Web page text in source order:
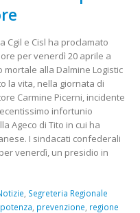
Cgil e Cisl ha proclamato
per venerdì 20 aprile a
alla Dalmine Logistic
la vita, nella giornata di
Carmine Picerni, incidente
infortunio
Ageco di Tito in cui ha
I sindacati confederali
venerdì, un presidio in
Segreteria Regionale
potenza prevenzione regione